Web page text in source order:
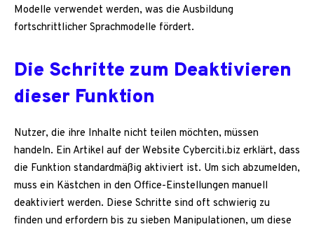
Modelle verwendet werden, was die Ausbildung
fortschrittlicher Sprachmodelle fördert.
Die Schritte zum Deaktivieren
dieser Funktion
Nutzer, die ihre Inhalte nicht teilen möchten, müssen
handeln. Ein Artikel auf der Website Cyberciti.biz erklärt, dass
die Funktion standardmäßig aktiviert ist. Um sich abzumelden,
muss ein Kästchen in den Office-Einstellungen manuell
deaktiviert werden. Diese Schritte sind oft schwierig zu
finden und erfordern bis zu sieben Manipulationen, um diese